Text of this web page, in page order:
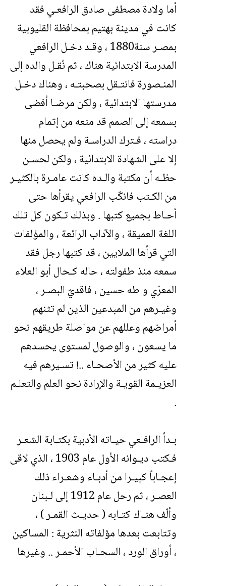
أما ولادة مصطفى صادق الرافعـي فقد
كانت في مدينة بهتيم بمحافظة القليوبية
بمصـر سنة1880 ، وقـد دخـل الرافعي
المدرسة الابتدائية هناك ، ثم نُقـل والده إلى
المنـصورة فانتـقل بصحبتـه ، وهناك دخـل
مدرستها الابتدائية ، ولكن مرضـا أفضى
بسمعه إلى الصمم قد منعه من إتمام
دراسته ، فـترك الدراسـة ولم يحصل منها
إلا على الشهادة الابتدائية ، ولكن لحسـن
حظـه أن مكتبة والـده كانت عامـرة بالكثيـر
من الكـتب فانكّب الرافعي يقرأها حتى
أحـاط بجميع كتبها . وبذلك تـكون كل تلك
اللغة العميقة ، والآداب الرائعة ، والمؤلفات
التي قرأها الملايين ، قد كتبها رجل فقد
سمعه منذ طفولته ، حاله كـحال أبو العلاء
المعرّي و طه حسين ، فاقديّ البصـر ،
وغيـرهم من المبدعين الذين لم تثنهم
أمراضهم وعللهم عن مواصلة طريقهم نحو
ما يسعون ، والوصول لمستوى يحسدهم
عليه كثير من الأصحـاء ..! تسـيرهم فيه
العزيـمة القويـة والإرادة نحو العلم والتعلـم
.
بـدأ الرافـعي حيـاته الأدبية بكتـابة الشعـر
فـكتب ديـوانه الأول عام 1903 ، الذي لاقى
إعجـاباً كبيـرا من أدبـاء وشعـراء ذلك
العصـر ، ثم رحل عام 1912 إلى لـبنان
وألّف هنـاك كتـابه ( حديـث القمـر ) ،
وتتابعت بعدها مؤلفاته النثرية : المساكين
، أوراق الورد ، السحـاب الأحمـر .. وغيرها